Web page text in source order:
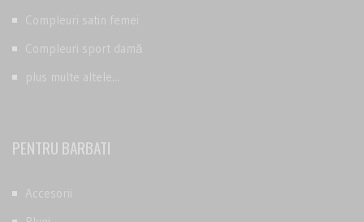
Compleuri satin femei
Compleuri sport damă
plus multe altele...
PENTRU BARBATI
Accesorii